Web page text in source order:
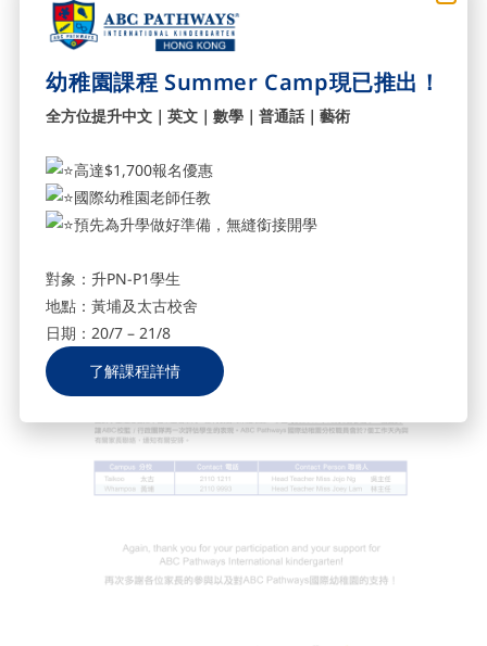
幼稚園課程 Summer Camp現已推出！
全方位提升中文｜英文｜數學｜普通話｜藝術
高達$1,700報名優惠
國際幼稚園老師任教
預先為升學做好準備，無縫銜接開學
對象：升PN-P1學生
地點：黃埔及太古校舍
日期：20/7 – 21/8
了解課程詳情